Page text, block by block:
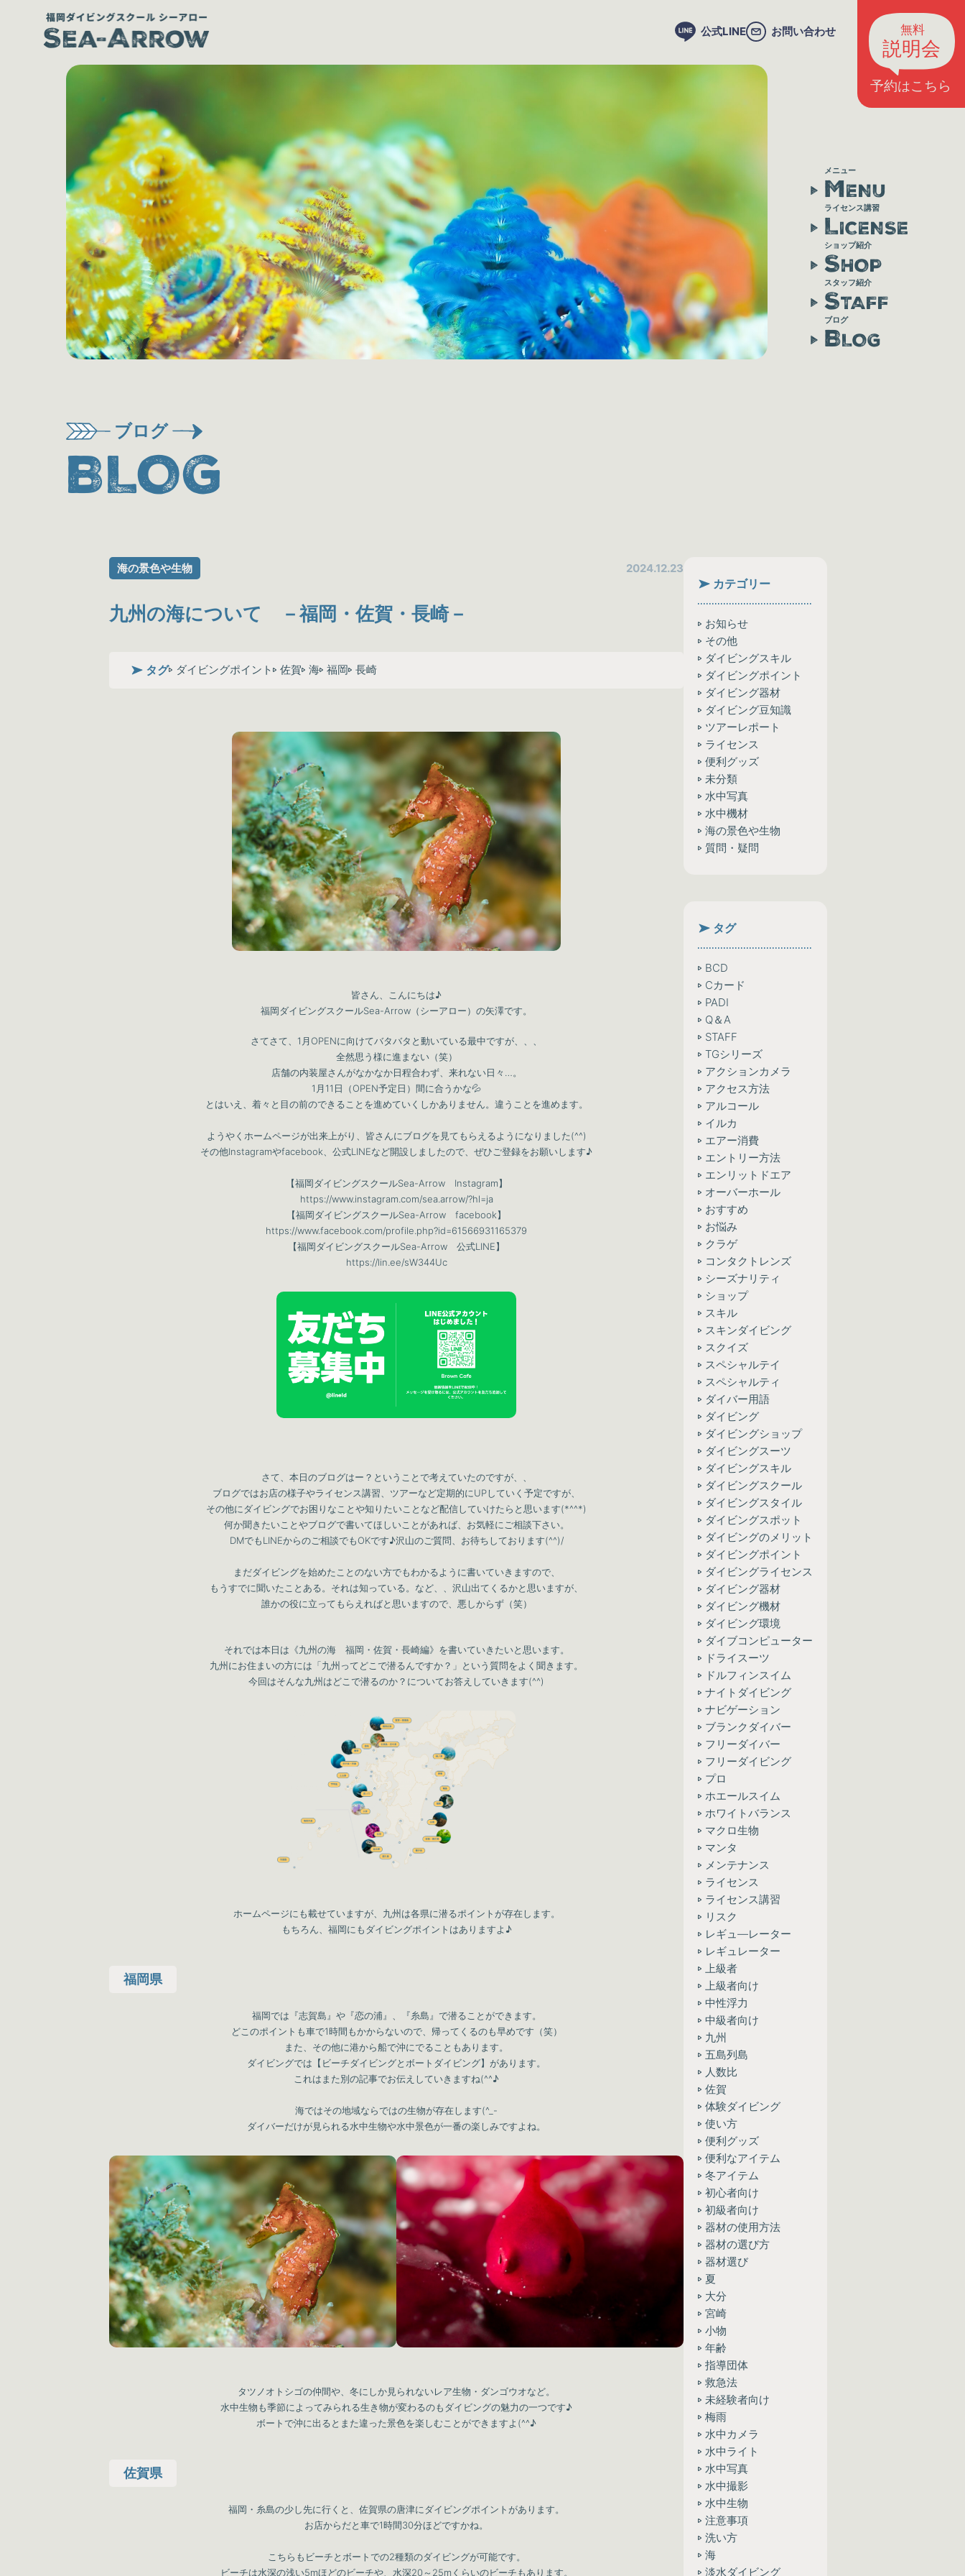
公式LINE お問い合わせ
メニュー
MENU
ライセンス講習
LICENSE
ショップ紹介
SHOP
スタッフ紹介
STAFF
ブログ
BLOG
ブログ
BLOG
海の景色や生物 2024.12.23
九州の海について －福岡・佐賀・長崎－
タグ ダイビングポイント 佐賀 海 福岡 長崎
皆さん、こんにちは♪
福岡ダイビングスクールSea-Arrow（シーアロー）の矢澤です。
さてさて、1月OPENに向けてバタバタと動いている最中ですが、、、
全然思う様に進まない（笑）
店舗の内装屋さんがなかなか日程合わず、来れない日々…。
1月11日（OPEN予定日）間に合うかな💦
とはいえ、着々と目の前のできることを進めていくしかありません。違うことを進めます。
ようやくホームページが出来上がり、皆さんにブログを見てもらえるようになりました(^^)
その他Instagramやfacebook、公式LINEなど開設しましたので、ぜひご登録をお願いします♪
【福岡ダイビングスクールSea-Arrow Instagram】
https://www.instagram.com/sea.arrow/?hl=ja
【福岡ダイビングスクールSea-Arrow facebook】
https://www.facebook.com/profile.php?id=61566931165379
【福岡ダイビングスクールSea-Arrow 公式LINE】
https://lin.ee/sW344Uc
さて、本日のブログはー？ということで考えていたのですが、、
ブログではお店の様子やライセンス講習、ツアーなど定期的にUPしていく予定ですが、
その他にダイビングでお困りなことや知りたいことなど配信していけたらと思います(*^^*)
何か聞きたいことやブログで書いてほしいことがあれば、お気軽にご相談下さい。
DMでもLINEからのご相談でもOKです♪沢山のご質問、お待ちしております(^^)/
まだダイビングを始めたことのない方でもわかるように書いていきますので、
もうすでに聞いたことある。それは知っている。など、、沢山出てくるかと思いますが、
誰かの役に立ってもらえればと思いますので、悪しからず（笑）
それでは本日は《九州の海 福岡・佐賀・長崎編》を書いていきたいと思います。
九州にお住まいの方には「九州ってどこで潜るんですか？」という質問をよく聞きます。
今回はそんな九州はどこで潜るのか？についてお答えしていきます(^^)
ホームページにも載せていますが、九州は各県に潜るポイントが存在します。
もちろん、福岡にもダイビングポイントはありますよ♪
福岡県
福岡では『志賀島』や『恋の浦』、『糸島』で潜ることができます。
どこのポイントも車で1時間もかからないので、帰ってくるのも早めです（笑）
また、その他に港から船で沖にでることもあります。
ダイビングでは【ビーチダイビングとボートダイビング】があります。
これはまた別の記事でお伝えしていきますね(^^♪
海ではその地域ならではの生物が存在します(^_-
ダイバーだけが見られる水中生物や水中景色が一番の楽しみですよね。
タツノオトシゴの仲間や、冬にしか見られないレア生物・ダンゴウオなど。
水中生物も季節によってみられる生き物が変わるのもダイビングの魅力の一つです♪
ボートで沖に出るとまた違った景色を楽しむことができますよ(^^♪
佐賀県
福岡・糸島の少し先に行くと、佐賀県の唐津にダイビングポイントがあります。
お店からだと車で1時間30分ほどですかね。
こちらもビーチとボートでの2種類のダイビングが可能です。
ビーチは水深の浅い5mほどのビーチや、水深20～25mくらいのビーチもあります。
カテゴリー
お知らせ
その他
ダイビングスキル
ダイビングポイント
ダイビング器材
ダイビング豆知識
ツアーレポート
ライセンス
便利グッズ
未分類
水中写真
水中機材
海の景色や生物
質問・疑問
タグ
BCD
Cカード
PADI
Q＆A
STAFF
TGシリーズ
アクションカメラ
アクセス方法
アルコール
イルカ
エアー消費
エントリー方法
エンリットドエア
オーバーホール
おすすめ
お悩み
クラゲ
コンタクトレンズ
シーズナリティ
ショップ
スキル
スキンダイビング
スクイズ
スペシャルテイ
スペシャルティ
ダイバー用語
ダイビング
ダイビングショップ
ダイビングスーツ
ダイビングスキル
ダイビングスクール
ダイビングスタイル
ダイビングスポット
ダイビングのメリット
ダイビングポイント
ダイビングライセンス
ダイビング器材
ダイビング機材
ダイビング環境
ダイブコンピューター
ドライスーツ
ドルフィンスイム
ナイトダイビング
ナビゲーション
ブランクダイバー
フリーダイバー
フリーダイビング
プロ
ホエールスイム
ホワイトバランス
マクロ生物
マンタ
メンテナンス
ライセンス
ライセンス講習
リスク
レギュ―レーター
レギュレーター
上級者
上級者向け
中性浮力
中級者向け
九州
五島列島
人数比
佐賀
体験ダイビング
使い方
便利グッズ
便利なアイテム
冬アイテム
初心者向け
初級者向け
器材の使用方法
器材の選び方
器材選び
夏
大分
宮崎
小物
年齢
指導団体
救急法
未経験者向け
梅雨
水中カメラ
水中ライト
水中写真
水中撮影
水中生物
注意事項
洗い方
海
淡水ダイビング